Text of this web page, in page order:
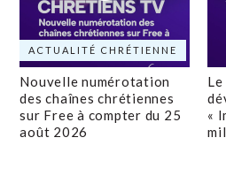
ACTUALITÉ CHRÉTIENNE
Nouvelle numérotation
des chaînes chrétiennes
sur Free à compter du 25
août 2026
«